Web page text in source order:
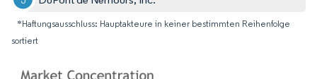
*Haftungsausschluss: Hauptakteure in keiner bestimmten Reihenfolge
sortiert